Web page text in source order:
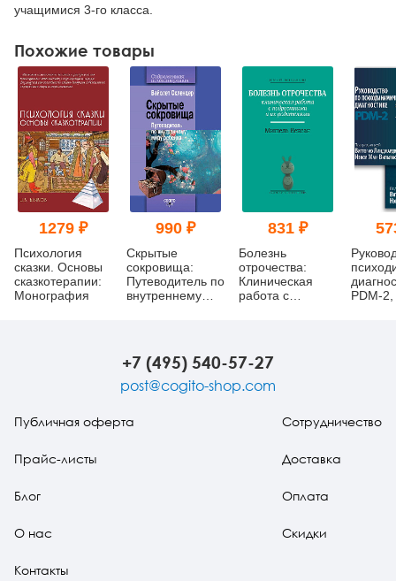
учащимися 3-го класса.
Похожие товары
1279 ₽
Психология
сказки. Основы
сказкотерапии:
Монография
990 ₽
Скрытые
сокровища:
Путеводитель по
внутреннему
831 ₽
Болезнь
отрочества:
Клиническая
работа с
PDM-2,
+7 (495) 540-57-27
post@cogito-shop.com
Публичная оферта
Прайс-листы
Блог
О нас
Контакты
Сотрудничество
Доставка
Оплата
Скидки